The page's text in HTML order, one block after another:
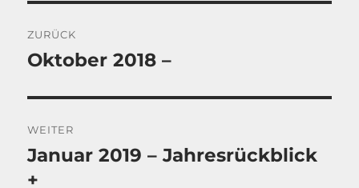
ZURÜCK
Vorheriger
Oktober 2018 –
WEITER
Nächster
Beitrag:
Januar 2019 – Jahresrückblick
+